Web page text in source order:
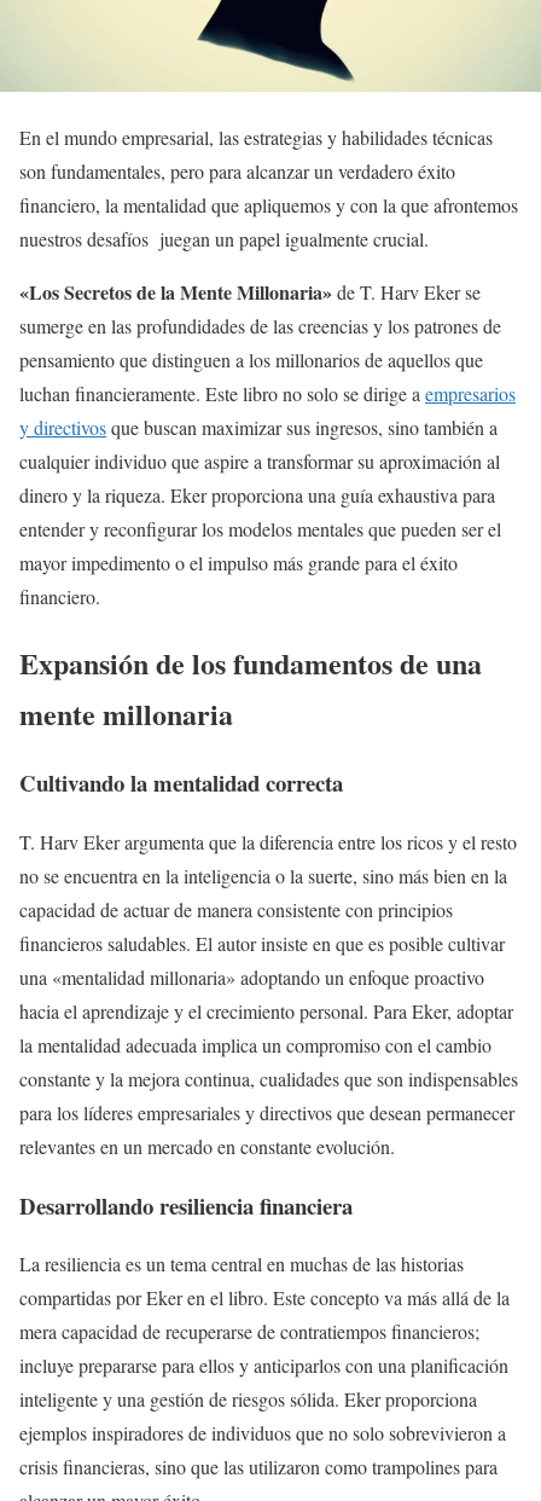
En el mundo empresarial, las estrategias y habilidades técnicas
son fundamentales, pero para alcanzar un verdadero éxito
financiero, la mentalidad que apliquemos y con la que afrontemos
nuestros desafíos juegan un papel igualmente crucial.
«Los Secretos de la Mente Millonaria»de T. Harv Eker se
sumerge en las profundidades de las creencias y los patrones de
pensamiento que distinguen a los millonarios de aquellos que
luchan financieramente. Este libro no solo se dirige aempresarios
y directivosque buscan maximizar sus ingresos, sino también a
cualquier individuo que aspire a transformar su aproximación al
dinero y la riqueza. Eker proporciona una guía exhaustiva para
entender y reconfigurar los modelos mentales que pueden ser el
mayor impedimento o el impulso más grande para el éxito
financiero.
Expansión de los fundamentos de una
mente millonaria
Cultivando la mentalidad correcta
T. Harv Eker argumenta que la diferencia entre los ricos y el resto
no se encuentra en la inteligencia o la suerte, sino más bien en la
capacidad de actuar de manera consistente con principios
financieros saludables. El autor insiste en que es posible cultivar
una «mentalidad millonaria» adoptando un enfoque proactivo
hacia el aprendizaje y el crecimiento personal. Para Eker, adoptar
la mentalidad adecuada implica un compromiso con el cambio
constante y la mejora continua, cualidades que son indispensables
para los líderes empresariales y directivos que desean permanecer
relevantes en un mercado en constante evolución.
Desarrollando resiliencia financiera
La resiliencia es un tema central en muchas de las historias
compartidas por Eker en el libro. Este concepto va más allá de la
mera capacidad de recuperarse de contratiempos financieros;
incluye prepararse para ellos y anticiparlos con una planificación
inteligente y una gestión de riesgos sólida. Eker proporciona
ejemplos inspiradores de individuos que no solo sobrevivieron a
crisis financieras, sino que las utilizaron como trampolines para